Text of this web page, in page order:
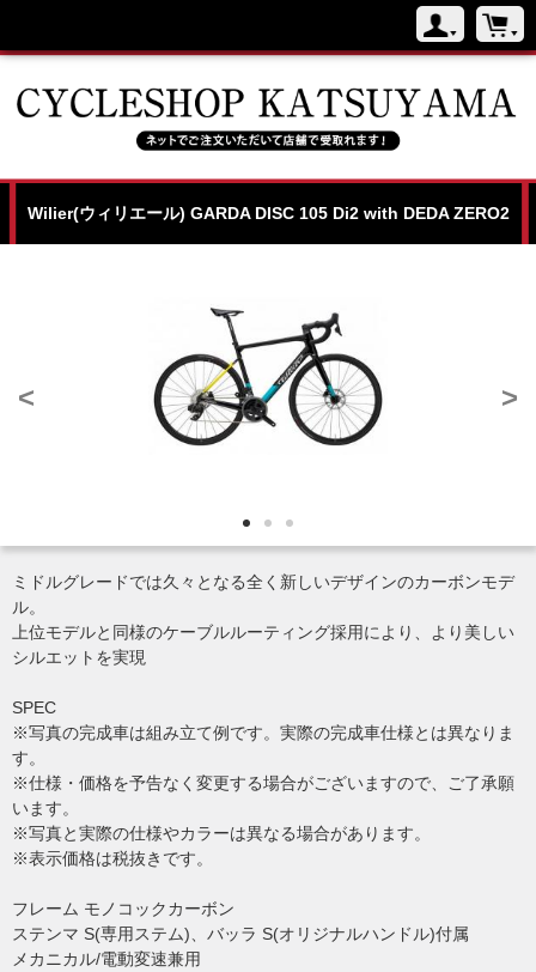
Wilier(ウィリエール) GARDA DISC 105 Di2 with DEDA ZERO2
< >
ミドルグレードでは久々となる全く新しいデザインのカーボンモデ
ル。
上位モデルと同様のケーブルルーティング採用により、より美しい
シルエットを実現
SPEC
※写真の完成車は組み立て例です。実際の完成車仕様とは異なりま
す。
※仕様・価格を予告なく変更する場合がございますので、ご了承願
います。
※写真と実際の仕様やカラーは異なる場合があります。
※表示価格は税抜きです。
フレーム モノコックカーボン
ステンマ S(専用ステム)、バッラ S(オリジナルハンドル)付属
メカニカル/電動変速兼用